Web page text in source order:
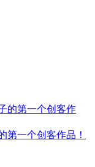
第一个创客作品！